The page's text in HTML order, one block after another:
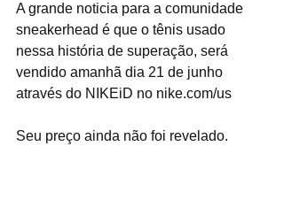
A grande noticia para a comunidade
sneakerhead é que o tênis usado
nessa história de superação, será
vendido amanhã dia 21 de junho
através do NIKEiD no nike.com/us
Seu preço ainda não foi revelado.